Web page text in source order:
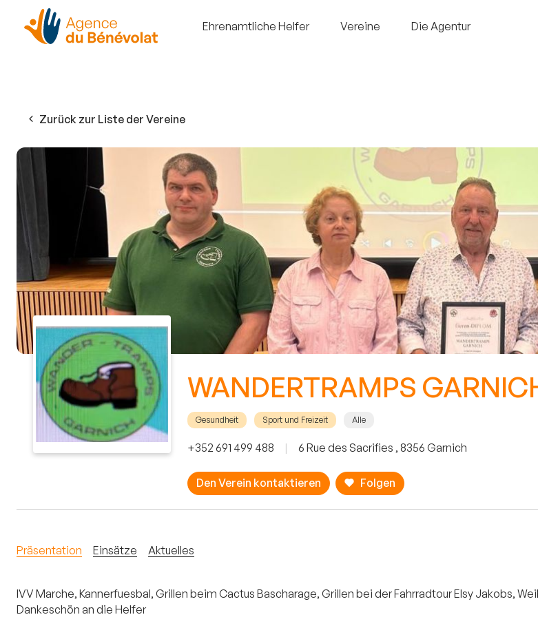
Ehrenamtliche Helfer Vereine Die Agentur
Zurück zur Liste der Vereine
WANDERTRAMPS
Gesundheit Sport und Freizeit Alle
+352 691 499 488 | 6 Rue des Sacrifies , 8356 Garnich
Den Verein kontaktieren Folgen
Präsentation Einsätze Aktuelles
IVV Marche, Kannerfuesbal, Grillen beim Cactus Bascharage, Grillen bei der Fahrradtour Elsy Jakobs,
Dankeschön an die Helfer